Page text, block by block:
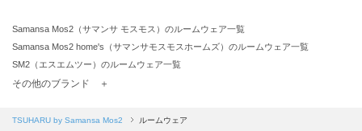
Samansa Mos2（サマンサ モスモス）のルームウェア一覧
Samansa Mos2 home's（サマンサモスモスホームズ）のルームウェア一覧
SM2（エスエムツー）のルームウェア一覧
TSUHARU by Samansa Mos2（ツハルバイサマンサモスモス）のルームウェア一覧
Samansa Mos2 blue（サマンサモスモス ブルー）のルームウェア一覧
その他のブランド ＋
TSUHARU by Samansa Mos2 ルームウェア